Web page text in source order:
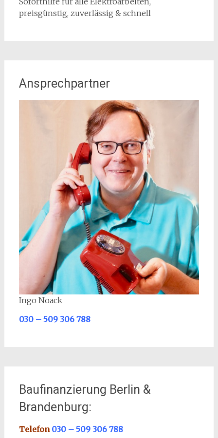
preisgünstig, zuverlässig & schnell
Ansprechpartner
Ingo Noack
030 – 509 306 788
Baufinanzierung Berlin &
Brandenburg:
Telefon 030 – 509 306 788